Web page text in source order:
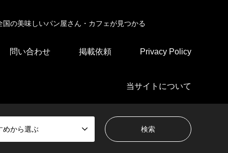
の美味しいパン屋さん・カフェが見つかる
問い合わせ 掲載依頼 Privacy Policy
当サイトについて
めから選ぶ